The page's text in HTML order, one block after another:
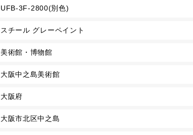
UFB-3F-2800(別色)
スチール グレーペイント
美術館・博物館
大阪中之島美術館
大阪府
大阪市北区中之島